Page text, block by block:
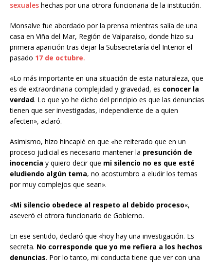
sexuales hechas por una otrora funcionaria de la institución.
Monsalve fue abordado por la prensa mientras salía de una
casa en Viña del Mar, Región de Valparaíso, donde hizo su
primera aparición tras dejar la Subsecretaría del Interior el
pasado 17 de octubre.
«Lo más importante en una situación de esta naturaleza, que
es de extraordinaria complejidad y gravedad, es conocer la
verdad. Lo que yo he dicho del principio es que las denuncias
tienen que ser investigadas, independiente de a quien
afecten», aclaró.
Asimismo, hizo hincapié en que «he reiterado que en un
proceso judicial es necesario mantener la presunción de
inocencia y quiero decir que mi silencio no es que esté
eludiendo algún tema, no acostumbro a eludir los temas
por muy complejos que sean».
«Mi silencio obedece al respeto al debido proceso«,
aseveró el otrora funcionario de Gobierno.
En ese sentido, declaró que «hoy hay una investigación. Es
secreta. No corresponde que yo me refiera a los hechos
denuncias. Por lo tanto, mi conducta tiene que ver con una